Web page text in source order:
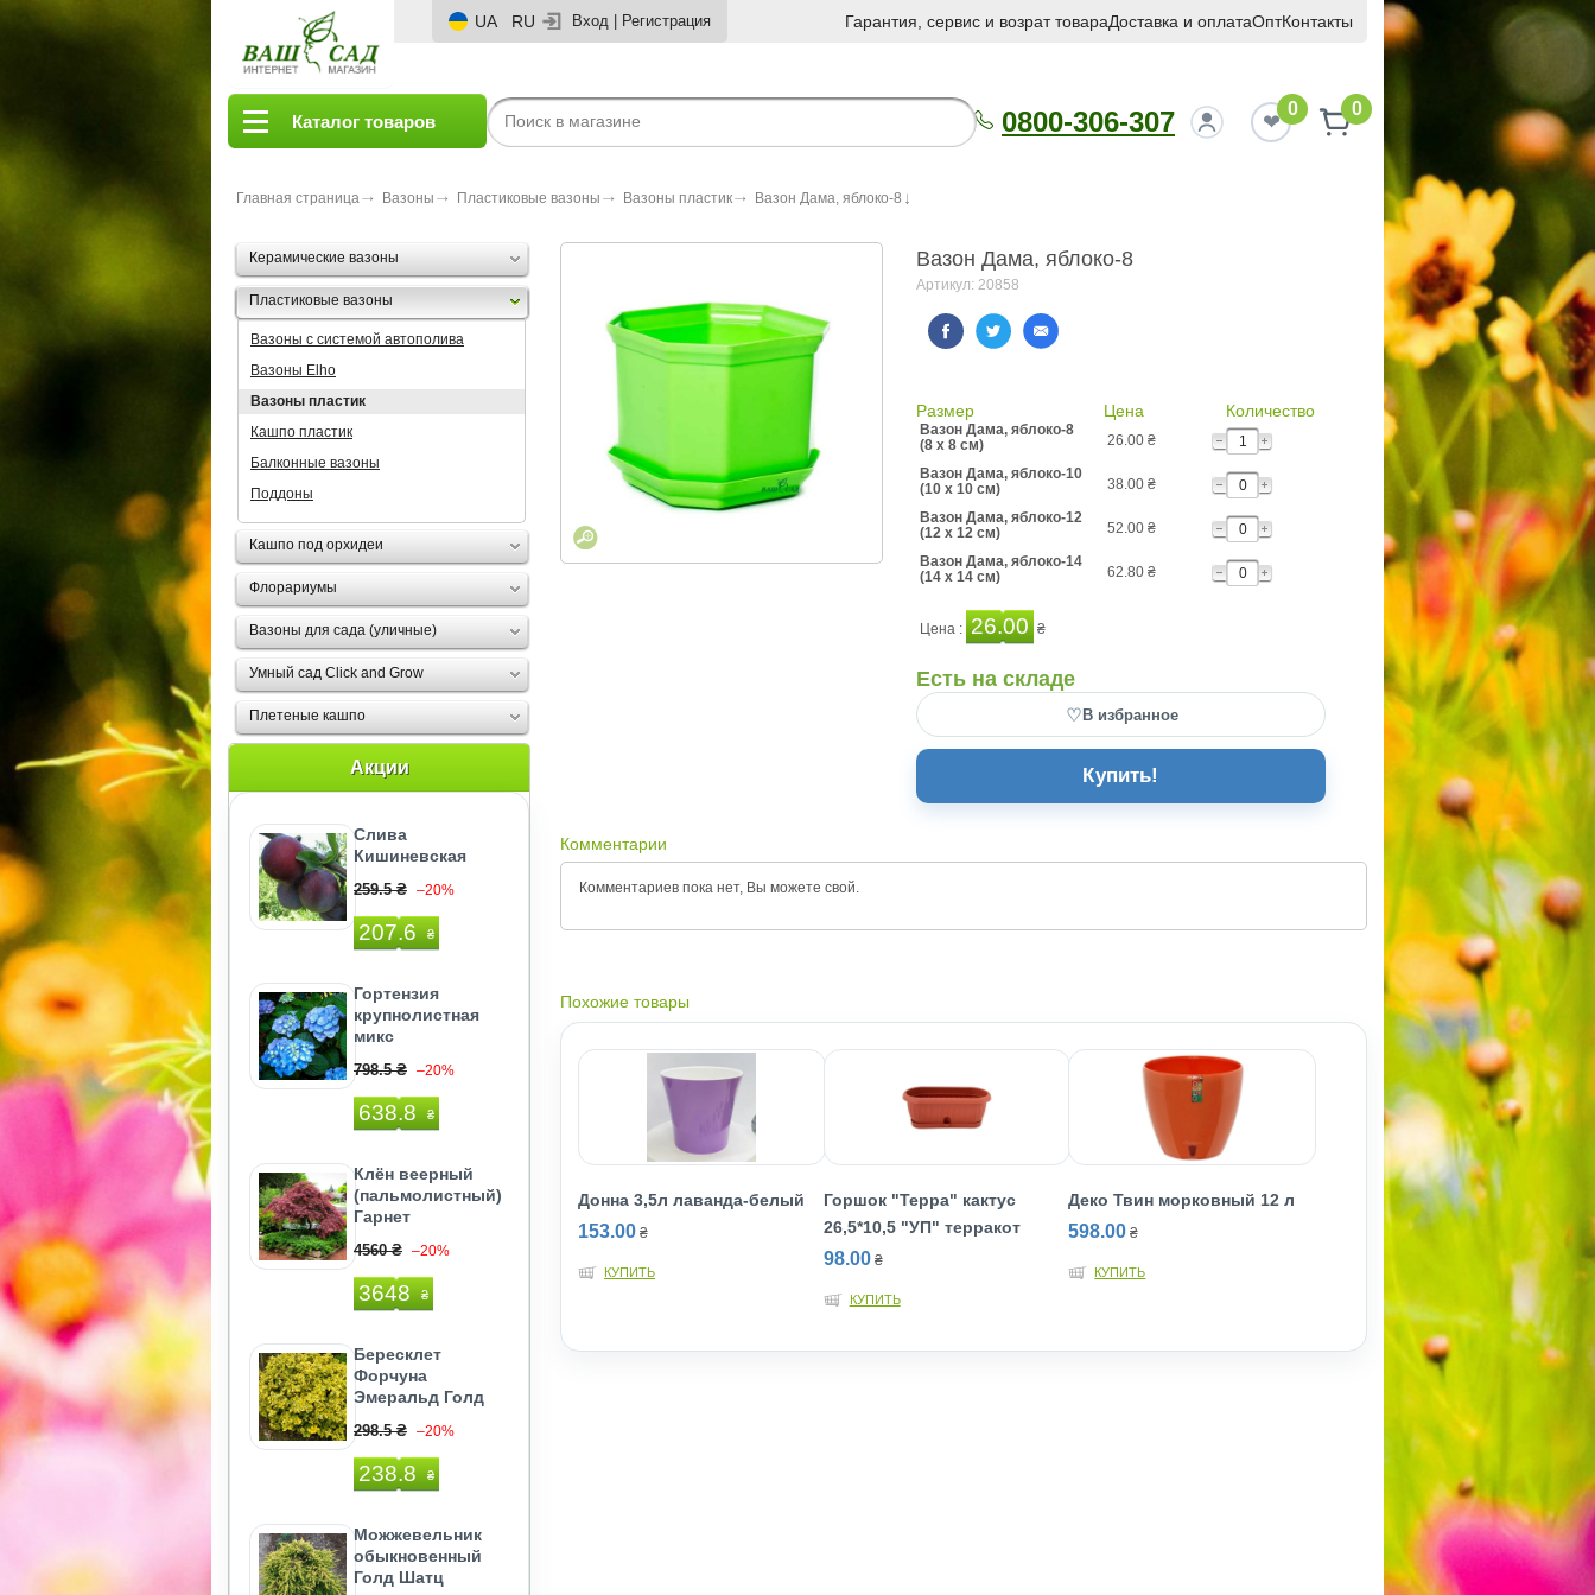
UA RU Вход Регистрация Гарантия, сервис и возрат товараДоставка и оплатаОптКонтакты
Каталог товаров 0800-306-307 0 0
Главная страница Вазоны Пластиковые вазоны Вазоны пластик Вазон Дама, яблоко-8
Керамические вазоны
Пластиковые вазоны
Вазоны с системой автополива
Вазоны Elho
Вазоны пластик
Кашпо пластик
Балконные вазоны
Поддоны
Кашпо под орхидеи
Флорариумы
Вазоны для сада (уличные)
Умный сад Click and Grow
Плетеные кашпо
Акции
Слива
Кишиневская
259.5 ₴ –20%
207.6 ₴
Гортензия
крупнолистная
микс
798.5 ₴ –20%
638.8 ₴
Клён веерный
(пальмолистный)
Гарнет
4560 ₴ –20%
3648 ₴
Бересклет
Форчуна
Эмеральд Голд
298.5 ₴ –20%
238.8 ₴
Можжевельник
обыкновенный
Голд Шатц
Вазон Дама, яблоко-8
Артикул: 20858
Размер Цена Количество
Вазон Дама, яблоко-8
(8 x 8 см)
26.00 ₴
Вазон Дама, яблоко-10
(10 x 10 см)
38.00 ₴
Вазон Дама, яблоко-12
(12 x 12 см)
52.00 ₴
Вазон Дама, яблоко-14
(14 x 14 см)
62.80 ₴
Цена : 26.00 ₴
Есть на складе
♡В избранное
Купить!
Комментарии
Комментариев пока нет, Вы можете свой.
Похожие товары
Донна 3,5л лаванда-белый
153.00 ₴
КУПИТЬ
Горшок "Терра" кактус
26,5*10,5 "УП" терракот
98.00 ₴
КУПИТЬ
Деко Твин морковный 12 л
598.00 ₴
КУПИТЬ